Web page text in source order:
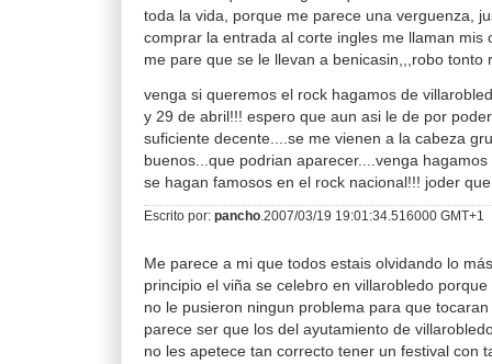
toda la vida, porque me parece una verguenza,
comprar la entrada al corte ingles me llaman mis
me pare que se le llevan a benicasin,,,robo tonto
venga si queremos el rock hagamos de
y 29 de abril!!! espero que aun asi le de por
suficiente decente....se me vienen a la cabeza
buenos...que podrian aparecer....venga
se hagan famosos en el rock nacional!!! joder
Escrito por: pancho .2007/03/19 19:01:34.516000 GMT+1
Me parece a mi que todos estais olvidando lo
principio el viña se celebro en villarobledo
no le pusieron ningun problema para que
parece ser que los del ayutamiento de
no les apetece tan correcto tener un festival con